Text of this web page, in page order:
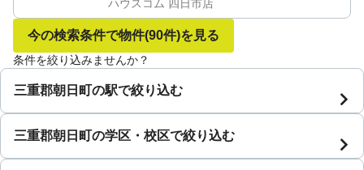
ハウスコム 四日市店
今の検索条件で物件(90件)を見る
条件を絞り込みませんか？
三重郡朝日町の駅で絞り込む
三重郡朝日町の学区・校区で絞り込む